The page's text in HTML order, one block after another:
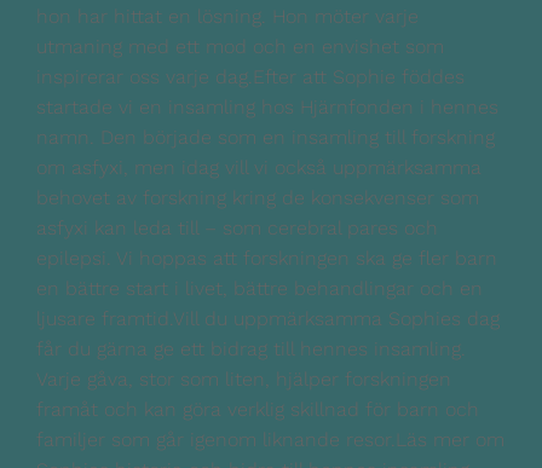
hon har hittat en lösning. Hon möter varje
utmaning med ett mod och en envishet som
inspirerar oss varje dag.Efter att Sophie föddes
startade vi en insamling hos Hjärnfonden i hennes
namn. Den började som en insamling till forskning
om asfyxi, men idag vill vi också uppmärksamma
behovet av forskning kring de konsekvenser som
asfyxi kan leda till – som cerebral pares och
epilepsi. Vi hoppas att forskningen ska ge fler barn
en bättre start i livet, bättre behandlingar och en
ljusare framtid.Vill du uppmärksamma Sophies dag
får du gärna ge ett bidrag till hennes insamling.
Varje gåva, stor som liten, hjälper forskningen
framåt och kan göra verklig skillnad för barn och
familjer som går igenom liknande resor.Läs mer om